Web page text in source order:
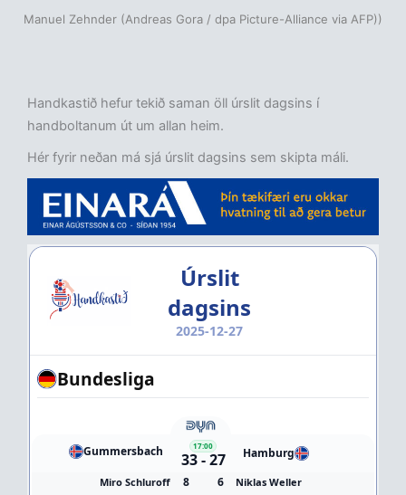
Manuel Zehnder (Andreas Gora / dpa Picture-Alliance via AFP))
Handkastið hefur tekið saman öll úrslit dagsins í
handboltanum út um allan heim.
Hér fyrir neðan má sjá úrslit dagsins sem skipta máli.